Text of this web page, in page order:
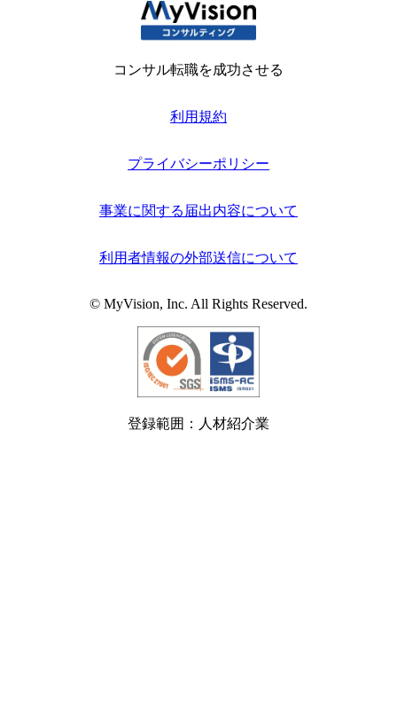
コンサル転職を成功させる
利用規約
プライバシーポリシー
事業に関する届出内容について
利用者情報の外部送信について
© MyVision, Inc. All Rights Reserved.
登録範囲：人材紹介業